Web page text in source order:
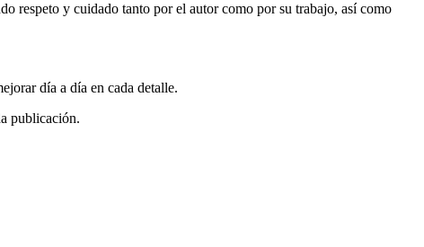
respeto y cuidado tanto por el autor como por su trabajo, así como
día a día en cada detalle.
publicación.